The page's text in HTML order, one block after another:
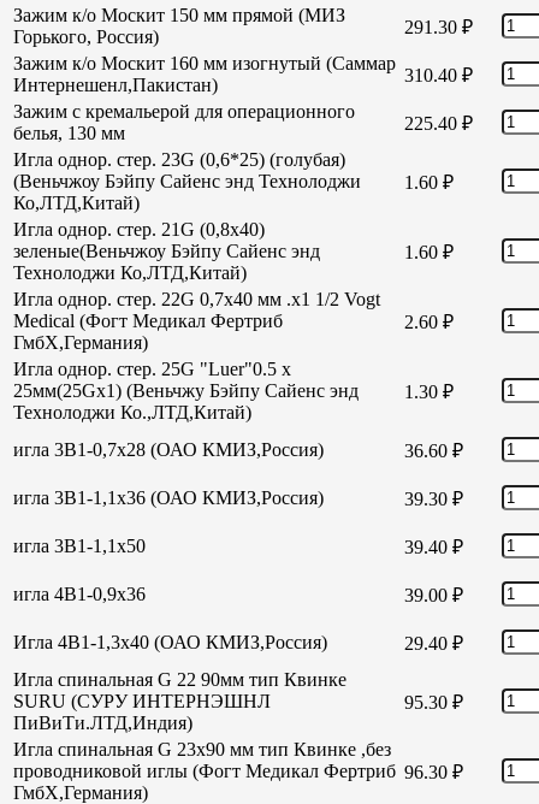
Зажим к/о Москит 150 мм прямой (МИЗ
Горького, Россия)
291.30 ₽
Зажим к/о Москит 160 мм изогнутый (Саммар
Интернешенл,Пакистан)
310.40 ₽
Зажим с кремальерой для операционного
белья, 130 мм
225.40 ₽
Игла однор. стер. 23G (0,6*25) (голубая)
(Веньчжоу Бэйпу Сайенс энд Технолоджи
Ко,ЛТД,Китай)
1.60 ₽
Игла однор. стер. 21G (0,8х40)
зеленые(Веньчжоу Бэйпу Сайенс энд
Технолоджи Ко,ЛТД,Китай)
1.60 ₽
Игла однор. стер. 22G 0,7х40 мм .х1 1/2 Vogt
Medical (Фогт Медикал Фертриб
ГмбХ,Германия)
2.60 ₽
Игла однор. стер. 25G "Luer"0.5 х
25мм(25Gх1) (Веньчжу Бэйпу Сайенс энд
Технолоджи Ко.,ЛТД,Китай)
1.30 ₽
игла 3В1-0,7х28 (ОАО КМИЗ,Россия) 36.60 ₽
игла 3В1-1,1х36 (ОАО КМИЗ,Россия) 39.30 ₽
игла 3В1-1,1х50 39.40 ₽
игла 4В1-0,9х36 39.00 ₽
Игла 4В1-1,3х40 (ОАО КМИЗ,Россия) 29.40 ₽
Игла спинальная G 22 90мм тип Квинке
SURU (СУРУ ИНТЕРНЭШНЛ
ПиВиТи.ЛТД,Индия)
95.30 ₽
Игла спинальная G 23х90 мм тип Квинке ,без
проводниковой иглы (Фогт Медикал Фертриб
ГмбХ,Германия)
96.30 ₽